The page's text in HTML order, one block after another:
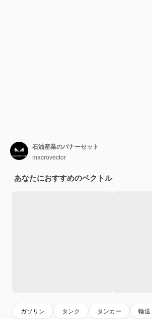
石油産業のバナーセット
macrovector
あなたにおすすめのベクトル
ガソリン タンク タンカー 輸送